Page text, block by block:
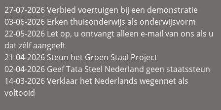
27-07-2026 Verbied voertuigen bij een demonstratie
03-06-2026 Erken thuisonderwijs als onderwijsvorm
22-05-2026 Let op, u ontvangt alleen e-mail van ons als u
dat zélf aangeeft
21-04-2026 Steun het Groen Staal Project
02-04-2026 Geef Tata Steel Nederland geen staatssteun
14-03-2026 Verklaar het Nederlands wegennet als
voltooid